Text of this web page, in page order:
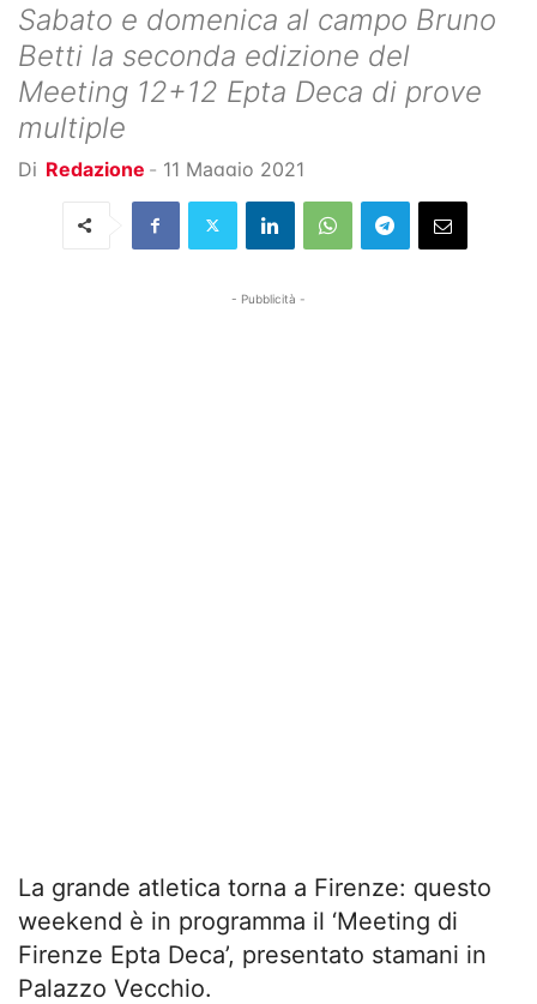
Sabato e domenica al campo Bruno
Betti la seconda edizione del
Meeting 12+12 Epta Deca di prove
multiple
Di Redazione - 11 Maggio 2021
- Pubblicità -
La grande atletica torna a Firenze: questo
weekend è in programma il ‘Meeting di
Firenze Epta Deca’, presentato stamani in
Palazzo Vecchio.